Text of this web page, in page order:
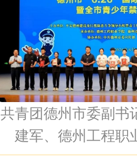
共青团德州市委副书
建军、德州工程职